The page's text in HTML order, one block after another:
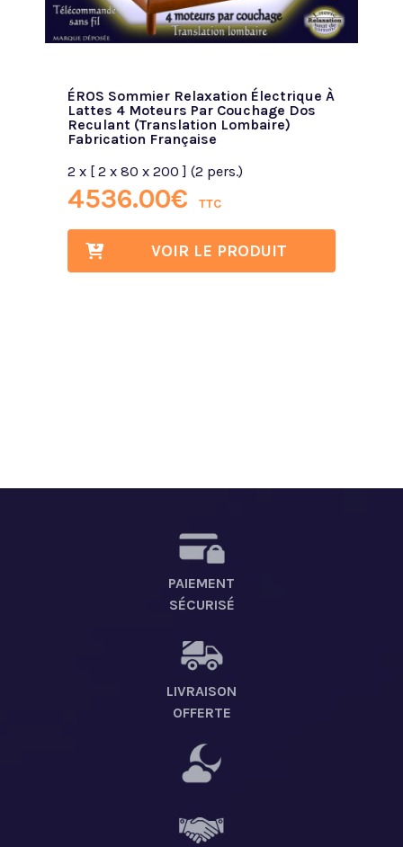
ÉROS Sommier Relaxation Électrique À
Lattes 4 Moteurs Par Couchage Dos
Reculant (translation Lombaire)
Fabrication Française
2 x [ 2 x 80 x 200 ] (2 pers.)
4536.00€ TTC
VOIR LE PRODUIT
PAIEMENT
SÉCURISÉ
LIVRAISON
OFFERTE